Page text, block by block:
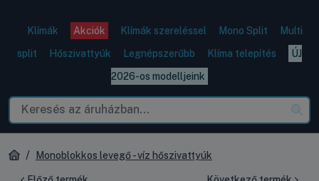
Klímák Akciók Klímák szereléssel Mono Split
Multi
split
Hőszivattyúk Legnépszerűbb Klíma telepítés
ÚJ
2026-os modelljeink
Monoblokkos levegő - víz hőszivattyúk